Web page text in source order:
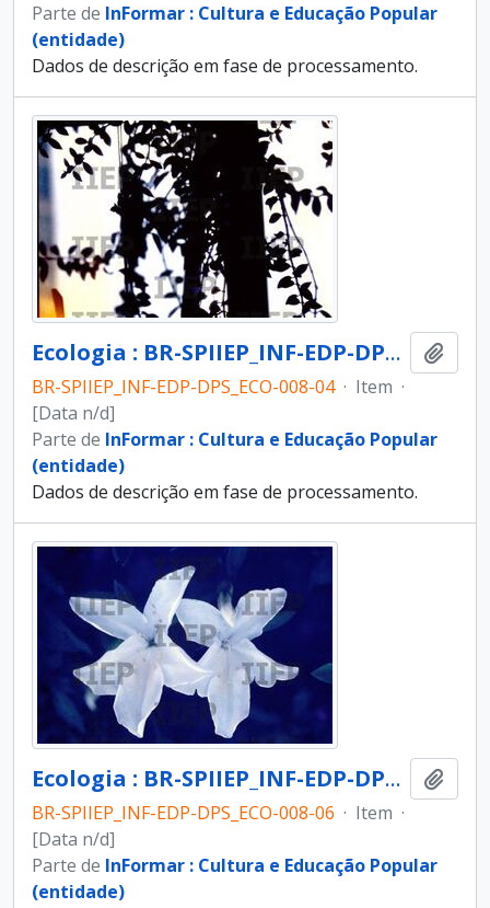
Parte de InFormar : Cultura e Educação Popular
(entidade)
Dados de descrição em fase de processamento.
Ecologia : BR-SPIIEP_INF-EDP-DPS_ECO-008-04 [diapositivo]
BR-SPIIEP_INF-EDP-DPS_ECO-008-04 · Item ·
[Data n/d]
Parte de InFormar : Cultura e Educação Popular
(entidade)
Dados de descrição em fase de processamento.
Ecologia : BR-SPIIEP_INF-EDP-DPS_ECO-008-06 [diapositivo]
BR-SPIIEP_INF-EDP-DPS_ECO-008-06 · Item ·
[Data n/d]
Parte de InFormar : Cultura e Educação Popular
(entidade)